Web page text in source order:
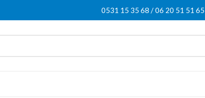
0531 15 35 68 / 06 20 51 51 65